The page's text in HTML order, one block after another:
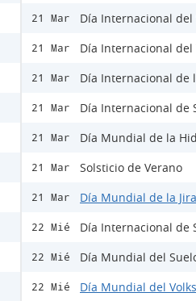
21 Mar Día Internacional del
21 Mar Día Internacional del
21 Mar Día Internacional de
21 Mar Día Internacional de
21 Mar Día Mundial de la
21 Mar Solsticio de Verano
21 Mar Día Mundial de la
22 Mié Día Internacional de
22 Mié Día Mundial del
22 Mié Día Mundial del